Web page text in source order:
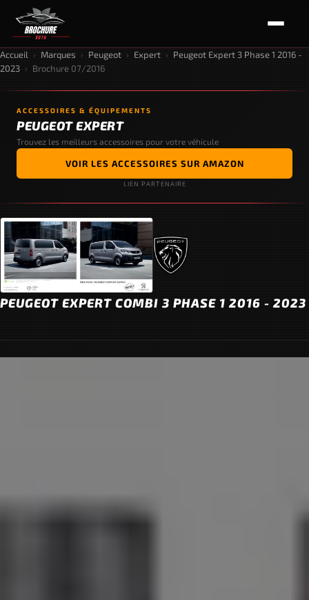
Accueil › Marques › Peugeot › Expert › Peugeot Expert 3 Phase 1 2016 -
2023 › Brochure 07/2016
ACCESSOIRES & ÉQUIPEMENTS
PEUGEOT EXPERT
Trouvez les meilleurs accessoires pour votre véhicule
VOIR LES ACCESSOIRES SUR AMAZON
LIEN PARTENAIRE
PEUGEOT EXPERT COMBI 3 PHASE 1 2016 - 2023